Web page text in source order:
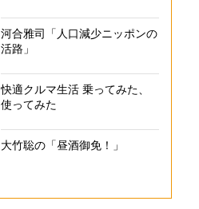
河合雅司「人口減少ニッポンの
活路」
快適クルマ生活 乗ってみた、
使ってみた
大竹聡の「昼酒御免！」